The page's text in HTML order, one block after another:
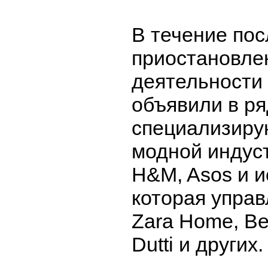
В течение
объявили в
модной
H&M, Asos и
которая
Zara Home,
Dutti и других.